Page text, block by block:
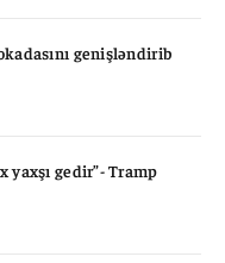
genişləndirib
yaxşı gedir”- Tramp